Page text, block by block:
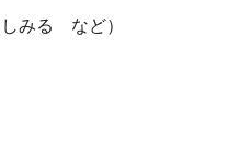
みる など）